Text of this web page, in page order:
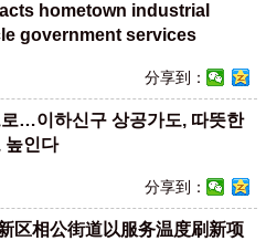
hometown industrial
government services
分享到：
로…이하신구 상공가도, 따뜻한
높인다
分享到：
区相公街道以服务温度刷新项